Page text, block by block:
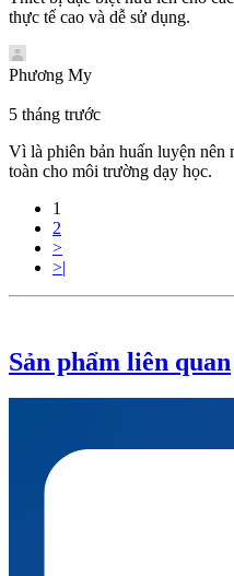
thực tế cao và dễ sử dụng.
Phương My
5 tháng trước
Vì là phiên bản huấn luyện nên
toàn cho môi trường dạy học.
1
2
>
>|
Sản phẩm liên quan